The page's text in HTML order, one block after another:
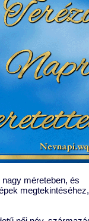
méreteben, és